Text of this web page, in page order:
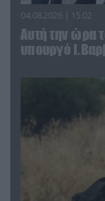
04.08.2026 | 15:02
Αυτή την ώρα
υπουργό